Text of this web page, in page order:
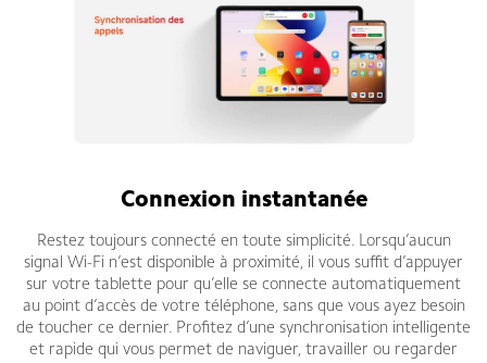
Connexion instantanée
Restez toujours connecté en toute simplicité. Lorsqu’aucun
signal Wi-Fi n’est disponible à proximité, il vous suffit d’appuyer
sur votre tablette pour qu’elle se connecte automatiquement
au point d’accès de votre téléphone, sans que vous ayez besoin
de toucher ce dernier. Profitez d’une synchronisation intelligente
et rapide qui vous permet de naviguer, travailler ou regarder